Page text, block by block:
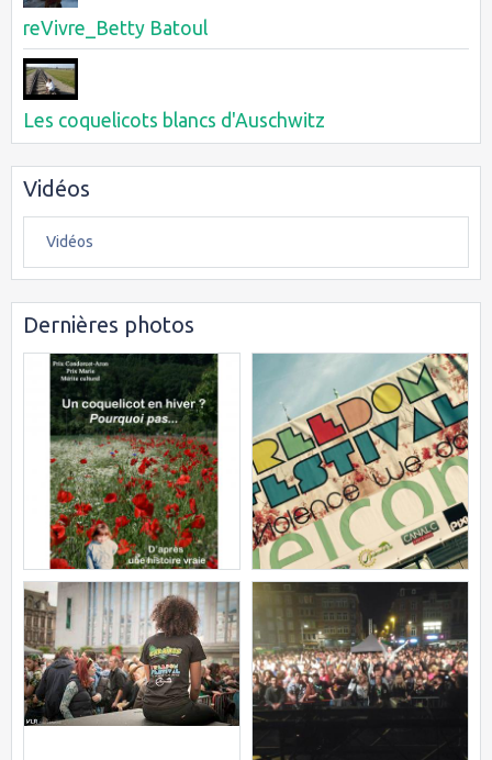
reVivre_Betty Batoul
Les coquelicots blancs d'Auschwitz
Vidéos
Vidéos
Dernières photos